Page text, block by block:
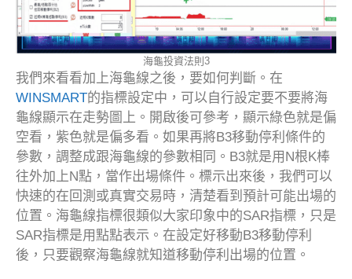
海龜投資法則3
我們來看看加上海龜線之後，要如何判斷。在
WINSMART的指標設定中，可以自行設定要不要將海
龜線顯示在走勢圖上。開啟後可參考，顯示綠色就是偏
空看，紫色就是偏多看。如果再將B3移動停利條件的
參數，調整成跟海龜線的參數相同。B3就是用N根K棒
往外加上N點，當作出場條件。標示出來後，我們可以
快速的在回測或真實交易時，清楚看到預計可能出場的
位置。海龜線指標很類似大家印象中的SAR指標，只是
SAR指標是用點點表示。在設定好移動B3移動停利
後，只要觀察海龜線就知道移動停利出場的位置。